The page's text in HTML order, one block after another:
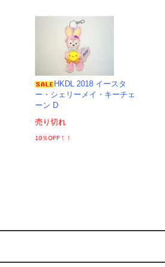
HKDL 2018 イースタ
ー・シェリーメイ・キーチェ
ーン D
売り切れ
10％OFF！！